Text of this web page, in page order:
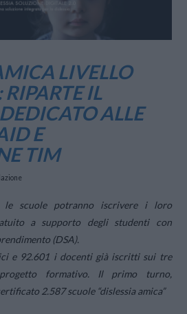
LIVELLO
IL
ALLE
E
TIM
scuole potranno iscrivere i loro
a supporto degli studenti con
(DSA).
e 92.601 i docenti già iscritti sui tre
formativo. Il primo turno,
2.587 scuole “dislessia amica”